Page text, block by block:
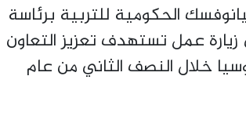
الحكومية للتربية برئاسة
عمل تستهدف تعزيز التعاون
خلال النصف الثاني من عام